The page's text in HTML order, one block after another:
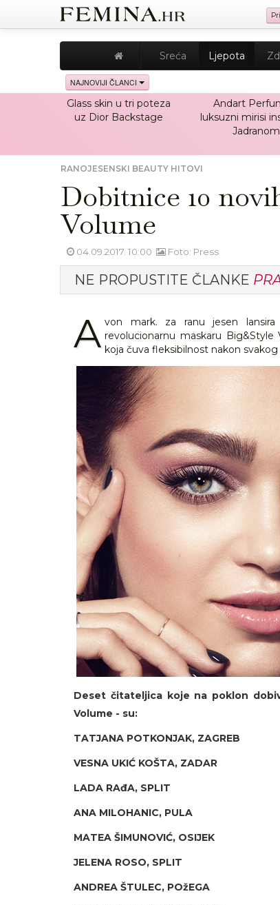
Sreća Ljepota
NAJNOVIJI ČLANCI
Glass skin u tri poteza
uz Dior Backstage
Andart
luksuzni mirisi
Jadranom
RANOJESENSKI BEAUTY HITOVI
Dobitnice 10
Volume
04.09.2017. 10:00 Foto: Press
NE PROPUSTITE ČLANKE
A von mark. za ranu jesen
revolucionarnu maskaru
koja čuva fleksibilnost nakon
Deset čitateljica koje na poklon
Volume - su:
TATJANA POTKONJAK, ZAGREB
VESNA UKIĆ KOŠTA, ZADAR
LADA RAđA, SPLIT
ANA MILOHANIC, PULA
MATEA ŠIMUNOVIĆ, OSIJEK
JELENA ROSO, SPLIT
ANDREA ŠTULEC, POžEGA